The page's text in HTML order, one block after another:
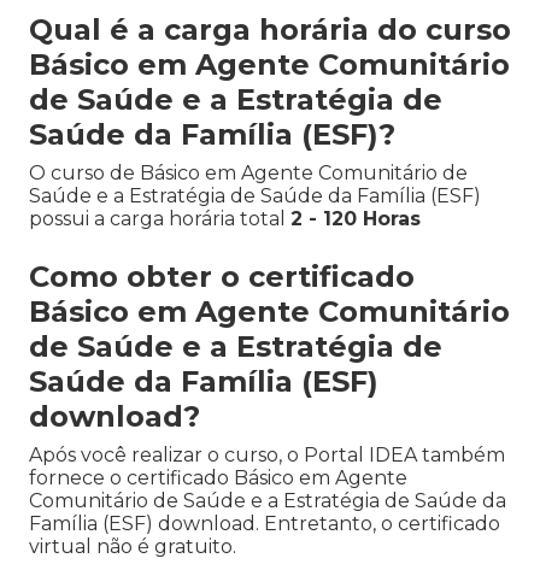
Qual é a carga horária do curso
Básico em Agente Comunitário
de Saúde e a Estratégia de
Saúde da Família (ESF)?
O curso de Básico em Agente Comunitário de
Saúde e a Estratégia de Saúde da Família (ESF)
possui a carga horária total 2 - 120 Horas
Como obter o certificado
Básico em Agente Comunitário
de Saúde e a Estratégia de
Saúde da Família (ESF)
download?
Após você realizar o curso, o Portal IDEA também
fornece o certificado Básico em Agente
Comunitário de Saúde e a Estratégia de Saúde da
Família (ESF) download. Entretanto, o certificado
virtual não é gratuito.